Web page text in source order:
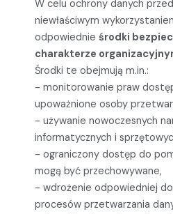
W celu ochrony danych
niewłaściwym
odpowiednie środki
charakterze
Środki te obejmują m.in.:
- monitorowanie praw
upoważnione osoby
- używanie nowoczesnych
informatycznych i
- ograniczony dostęp do
mogą być przechowywane,
- wdrożenie odpowiedniej
procesów przetwarzania